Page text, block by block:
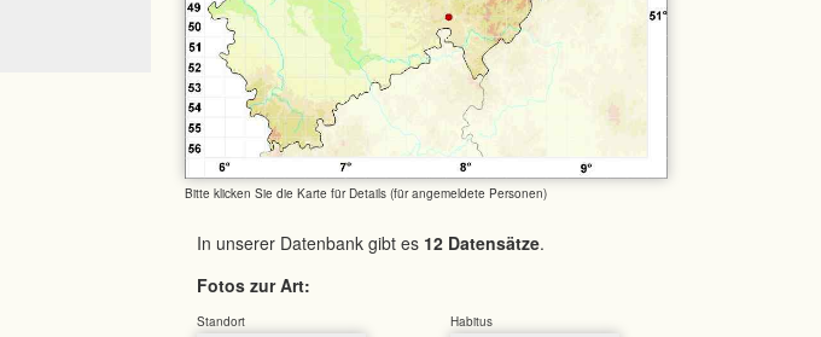
Bitte klicken Sie die Karte für Details (für angemeldete Personen)
In unserer Datenbank gibt es 12 Datensätze.
Fotos zur Art:
Standort Habitus